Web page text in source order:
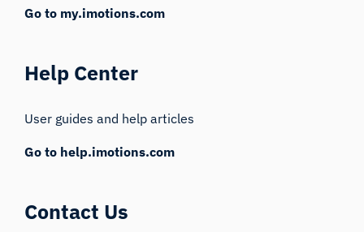
Go to my.imotions.com
Help Center
User guides and help articles
Go to help.imotions.com
Contact Us